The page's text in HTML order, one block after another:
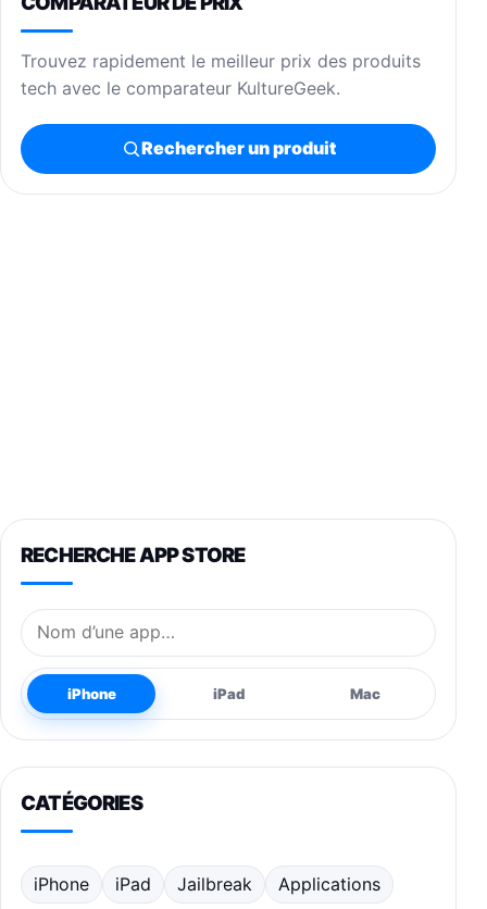
Trouvez rapidement le meilleur prix des produits
tech avec le comparateur KultureGeek.
Rechercher un produit
RECHERCHE APP STORE
Nom de l’application
iPhone iPad Mac
CATÉGORIES
iPhone iPad Jailbreak Applications